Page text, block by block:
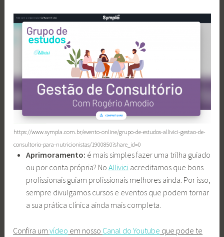
https://www.sympla.com.br/evento-online/grupo-de-estudos-allivici-gestao-de-
consultorio-para-nutricionistas/1900850?share_id=0
Aprimoramento: é mais simples fazer uma trilha guiado
ou por conta própria? No Alliviciacreditamos que bons
profissionais guiam profissionais melhores ainda. Por isso,
sempre divulgamos cursos e eventos que podem tornar
a sua prática clínica ainda mais completa.
Confira umvídeo em nosso Canal do Youtube que pode te